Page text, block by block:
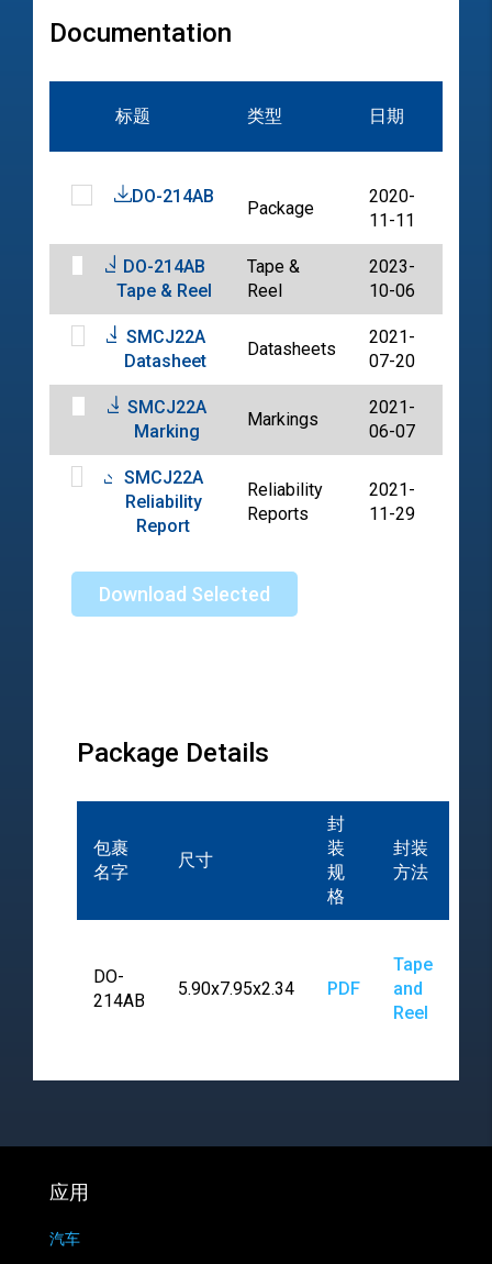
Documentation
标题 类型 日期
DO-214AB
Package
2020-
11-11
DO-214AB
Tape & Reel
Tape &
Reel
2023-
10-06
SMCJ22A
Datasheet
Datasheets
2021-
07-20
SMCJ22A
Marking
Markings
2021-
06-07
SMCJ22A
Reliability
Report
Reliability
Reports
2021-
11-29
Download Selected
Package Details
包裹
名字
尺寸
封
装
规
格
封装
方法
DO-
214AB
5.90x7.95x2.34 PDF
Tape
and
Reel
应用
汽车